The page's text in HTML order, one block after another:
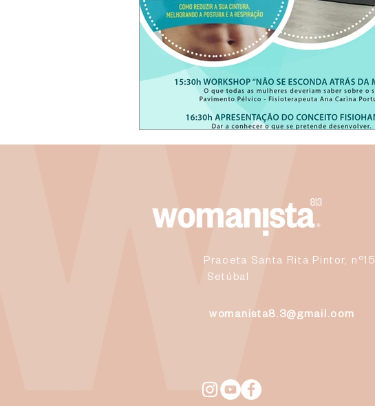
Praceta Santa Rita Pintor, nº15
Setúbal
womanista8.3@gmail.com